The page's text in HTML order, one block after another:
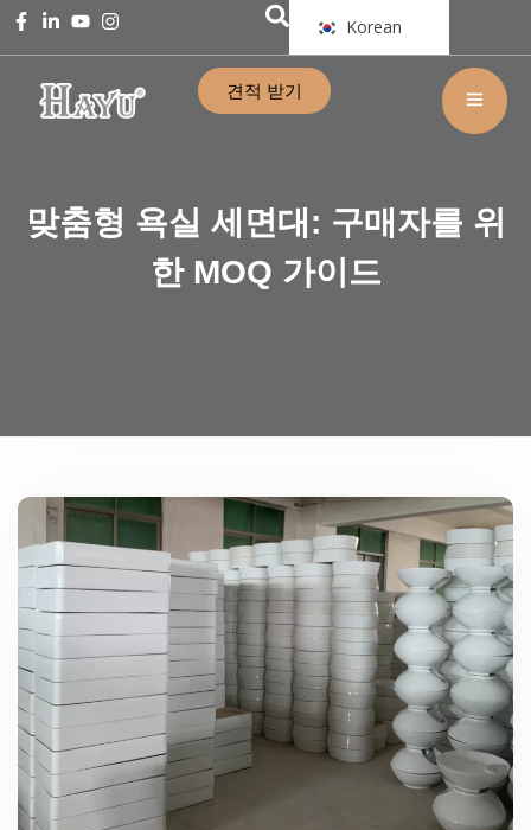
Korean
견적 받기
맞춤형 욕실 세면대: 구매자를 위
한 MOQ 가이드